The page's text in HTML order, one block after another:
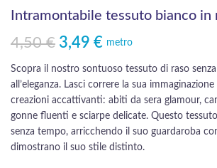
Intramontabile tessuto bianco in
4,50€
Il prezzo originale era: 4,50 €.
3,49 €
Il prezzo attuale è: 3,49 €.
metro
Scopra il nostro sontuoso tessuto di raso
all’eleganza. Lasci correre la sua
creazioni accattivanti: abiti da sera glamour,
gonne fluenti e sciarpe delicate. Questo
senza tempo, arricchendo il suo guardaroba
dimostrano il suo stile distinto.